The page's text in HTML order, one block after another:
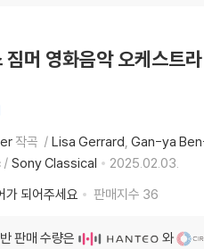
짐머 영화음악 오케스
작곡 Lisa Gerrard Gan-ya
/ Sony Classical
2025.02.03.
가 되어주세요
판매지수 36
판매 수량은 와